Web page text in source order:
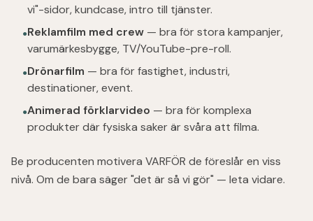
vi"-sidor, kundcase, intro till tjänster.
●Reklamfilm med crew — bra för stora kampanjer,
varumärkesbygge, TV/YouTube-pre-roll.
●Drönarfilm — bra för fastighet, industri,
destinationer, event.
●Animerad förklarvideo — bra för komplexa
produkter där fysiska saker är svåra att filma.
Be producenten motivera VARFÖR de föreslår en viss
nivå. Om de bara säger "det är så vi gör" — leta vidare.